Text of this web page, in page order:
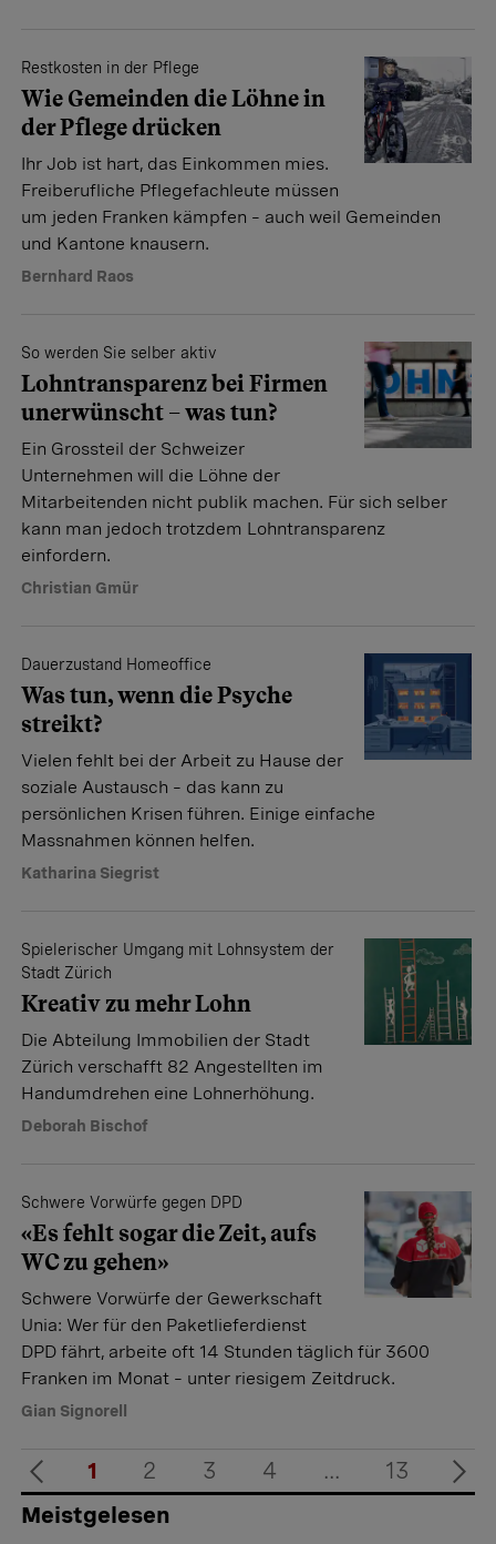
Restkosten in der Pflege
Wie Gemeinden die Löhne in
der Pflege drücken
Ihr Job ist hart, das Einkommen mies.
Freiberufliche Pflegefachleute müssen
um jeden Franken kämpfen – auch weil Gemeinden
und Kantone knausern.
Bernhard Raos
So werden Sie selber aktiv
Lohntransparenz bei Firmen
unerwünscht – was tun?
Ein Grossteil der Schweizer
Unternehmen will die Löhne der
Mitarbeitenden nicht publik machen. Für sich selber
kann man jedoch trotzdem Lohntransparenz
einfordern.
Christian Gmür
Dauerzustand Homeoffice
Was tun, wenn die Psyche
streikt?
Vielen fehlt bei der Arbeit zu Hause der
soziale Austausch – das kann zu
persönlichen Krisen führen. Einige einfache
Massnahmen können helfen.
Katharina Siegrist
Spielerischer Umgang mit Lohnsystem der
Stadt Zürich
Kreativ zu mehr Lohn
Die Abteilung Immobilien der Stadt
Zürich verschafft 82 Angestellten im
Handumdrehen eine Lohnerhöhung.
Deborah Bischof
Schwere Vorwürfe gegen DPD
«Es fehlt sogar die Zeit, aufs
WC zu gehen»
Schwere Vorwürfe der Gewerkschaft
Unia: Wer für den Paketlieferdienst
DPD fährt, arbeite oft 14 Stunden täglich für 3600
Franken im Monat – unter riesigem Zeitdruck.
Gian Signorell
1 2 3 4 ...
13
Meistgelesen